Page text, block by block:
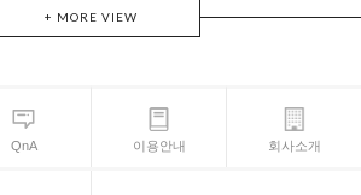
+ MORE VIEW
QnA 이용안내 회사소개